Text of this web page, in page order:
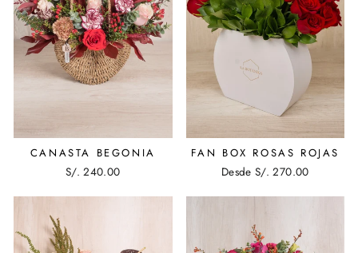
CANASTA BEGONIA
S/. 240.00
FAN BOX ROSAS ROJAS
Desde S/. 270.00